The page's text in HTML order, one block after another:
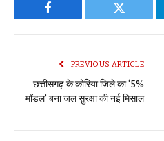
Facebook Twitter
PREVIOUS ARTICLE
छत्तीसगढ़ के कोरिया जिले का ‘5%
मॉडल’ बना जल सुरक्षा की नई मिसाल